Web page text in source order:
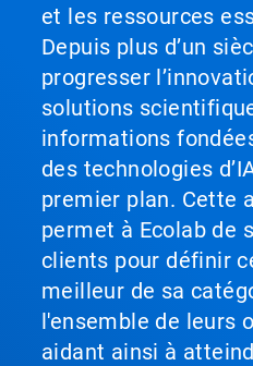
et les ressources
Depuis plus d’un
progresser
solutions
informations
des technologies
premier plan. Cette
permet à Ecolab de
clients pour définir
meilleur de sa
l'ensemble de leurs
aidant ainsi à